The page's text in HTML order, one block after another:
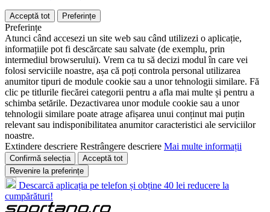
Acceptă tot Preferințe
Preferințe
Atunci când accesezi un site web sau când utilizezi o aplicație,
informațiile pot fi descărcate sau salvate (de exemplu, prin
intermediul browserului). Vrem ca tu să decizi modul în care vei
folosi serviciile noastre, așa că poți controla personal utilizarea
anumitor tipuri de module cookie sau a unor tehnologii similare. Fă
clic pe titlurile fiecărei categorii pentru a afla mai multe și pentru a
schimba setările. Dezactivarea unor module cookie sau a unor
tehnologii similare poate atrage afișarea unui conținut mai puțin
relevant sau indisponibilitatea anumitor caracteristici ale serviciilor
noastre.
Extindere descriere Restrângere descriere Mai multe informații
Confirmă selecția
Acceptă tot
Revenire la preferințe
Descarcă aplicația pe telefon și obține 40 lei reducere la
cumpărături!